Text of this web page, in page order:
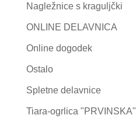
Nagležnice s kraguljčki
ONLINE DELAVNICA
Online dogodek
Ostalo
Spletne delavnice
Tiara-ogrlica "PRVINSKA"